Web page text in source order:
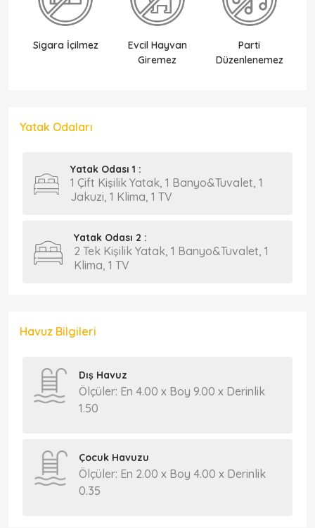
Sigara İçilmez
Evcil Hayvan
Giremez
Parti
Düzenlenemez
Yatak Odaları
Yatak Odası 1 :
1 Çift Kişilik Yatak, 1 Banyo&Tuvalet, 1
Jakuzi, 1 Klima, 1 TV
Yatak Odası 2 :
2 Tek Kişilik Yatak, 1 Banyo&Tuvalet, 1
Klima, 1 TV
Havuz Bilgileri
Dış Havuz
Ölçüler: En 4.00 x Boy 9.00 x Derinlik
1.50
Çocuk Havuzu
Ölçüler: En 2.00 x Boy 4.00 x Derinlik
0.35